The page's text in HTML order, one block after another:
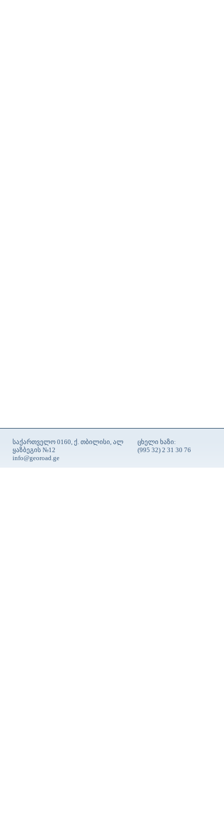
საქართველო 0160, ქ. თბილისი, ალ
ყაზბეგის №12
info@georoad.ge
ცხელი ხაზი:
(995 32) 2 31 30 76